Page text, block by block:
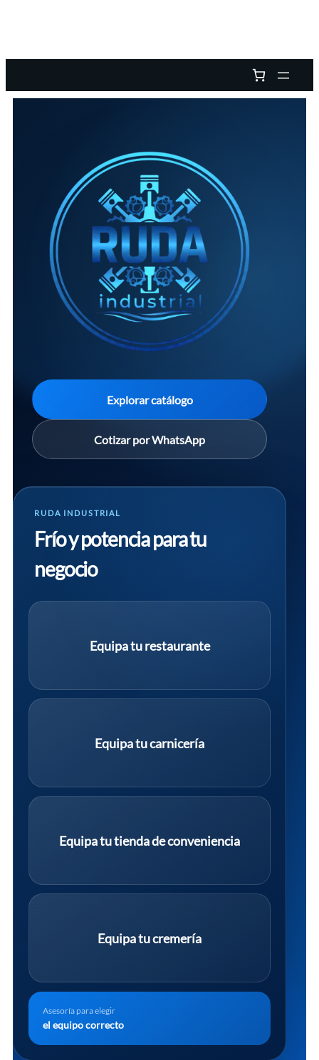
Explorar catálogo
Cotizar por WhatsApp
RUDA INDUSTRIAL
Frío y potencia para tu
negocio
Equipa tu restaurante
Equipa tu carnicería
Equipa tu tienda de conveniencia
Equipa tu cremería
Asesoría para elegir
el equipo correcto